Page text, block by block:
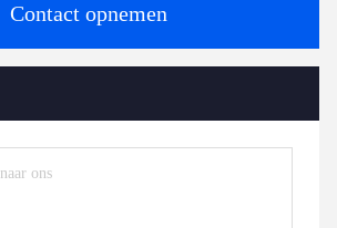
Contact opnemen